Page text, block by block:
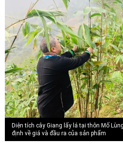
Diện tích cây Giang lấy lá tại thôn Mố
định về giá và đầu ra của sản phẩm